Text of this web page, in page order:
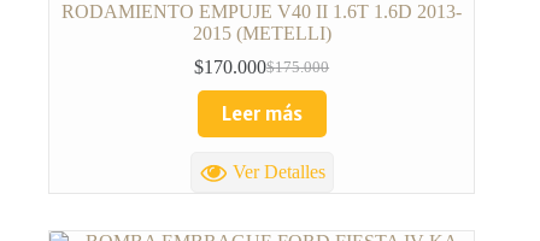
RODAMIENTO EMPUJE V40 II 1.6T 1.6D 2013-
2015 (METELLI)
$175.000
$170.000
Leer más
Ver Detalles